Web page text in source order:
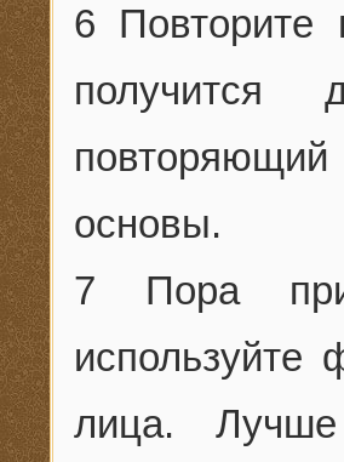
6 Повторите
получится
основы.
7 Пора
используйте
лица.